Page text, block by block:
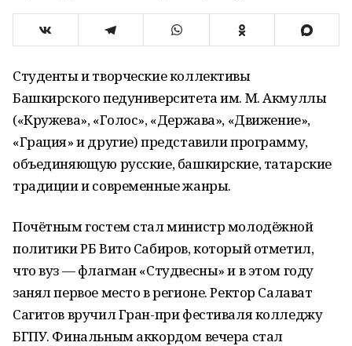
Студенты и творческие коллективы
Башкирского педуниверситета им. М. Акмуллы
(«Кружева», «Голос», «Держава», «Движение»,
«Грация» и другие) представили программу,
объединяющую русские, башкирские, татарские
традиции и современные жанры.
Почётным гостем стал министр молодёжной
политики РБ Вито Сабиров, который отметил,
что вуз — флагман «Студвесны» и в этом году
занял первое место в регионе. Ректор Салават
Сагитов вручил Гран-при фестиваля колледжу
БГПУ. Финальным аккордом вечера стал